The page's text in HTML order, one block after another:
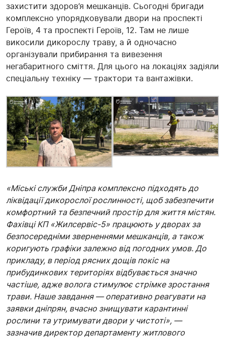
захистити здоров’я мешканців. Сьогодні бригади
комплексно упорядковували двори на проспекті
Героїв, 4 та проспекті Героїв, 12. Там не лише
викосили дикорослу траву, а й одночасно
організували прибирання та вивезення
негабаритного сміття. Для цього на локаціях задіяли
спеціальну техніку — трактори та вантажівки.
«Міські служби Дніпра комплексно підходять до
ліквідації дикорослої рослинності, щоб забезпечити
комфортний та безпечний простір для життя містян.
Фахівці КП «Жилсервіс-5» працюють у дворах за
безпосередніми зверненнями мешканців, а також
коригують графіки залежно від погодних умов. До
прикладу, в період рясних дощів покіс на
прибудинкових територіях відбувається значно
частіше, адже волога стимулює стрімке зростання
трави. Наше завдання — оперативно реагувати на
заявки дніпрян, вчасно знищувати карантинні
рослини та утримувати двори у чистоті», —
зазначив директор департаменту житлового